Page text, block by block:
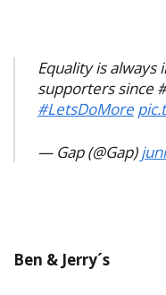
Equality is always
supporters since
#LetsDoMore
— Gap (@Gap)
Ben & Jerry´s